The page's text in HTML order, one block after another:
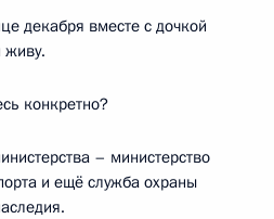
декабря вместе с дочкой
живу.
конкретно?
– министерство
и ещё служба охраны